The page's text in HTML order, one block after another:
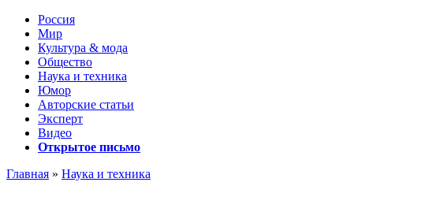
Россия
Мир
Культура & мода
Общество
Наука и техника
Юмор
Авторские статьи
Эксперт
Видео
Открытое письмо
Главная » Наука и техника